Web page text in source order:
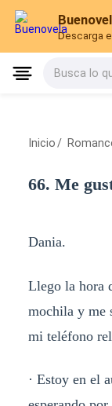
Descarga
Busca lo
Inicio /
66. Me
Dania.
Llego la hora
mochila y me
mi teléfono
· Estoy en el